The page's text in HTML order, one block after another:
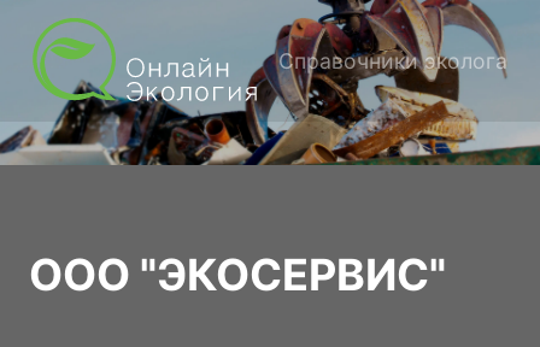
Справочники эколога
ООО "ЭКОСЕРВИС"